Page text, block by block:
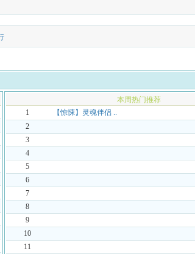
本周热门推荐
1
【惊悚】灵魂伴侣 ..
2
3
4
5
6
7
8
9
10
11